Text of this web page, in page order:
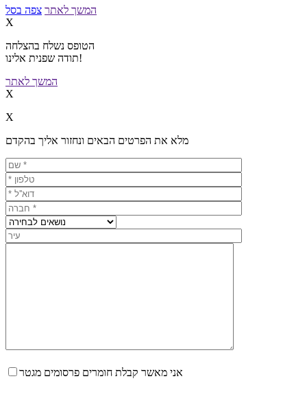
המשך לאתר צפה בסל
X
הטופס נשלח בהצלחה
תודה שפנית אלינו!
המשך לאתר
X
X
מלא את הפרטים הבאים ונחזור אליך בהקדם
אני מאשר קבלת חומרים פרסומים מגטר